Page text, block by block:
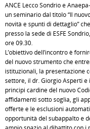
ANCE Lecco Sondrio e
un seminario dal titolo “Il
novità e spunti di dettaglio”
presso la sede di ESFE
ore 09.30.
L’obiettivo dell’incontro è
del nuovo strumento che
istituzionali, la presentazione
settore, il dr. Giorgio Asperti
principi cardine del nuovo
affidamenti sotto soglia, gli
offerte e le esclusioni
opportunità del subappalto e